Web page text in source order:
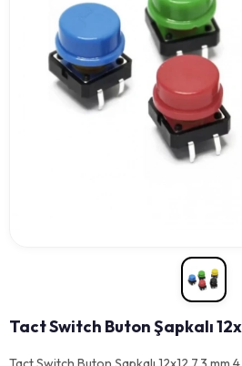
Tact Switch Buton Şapkalı